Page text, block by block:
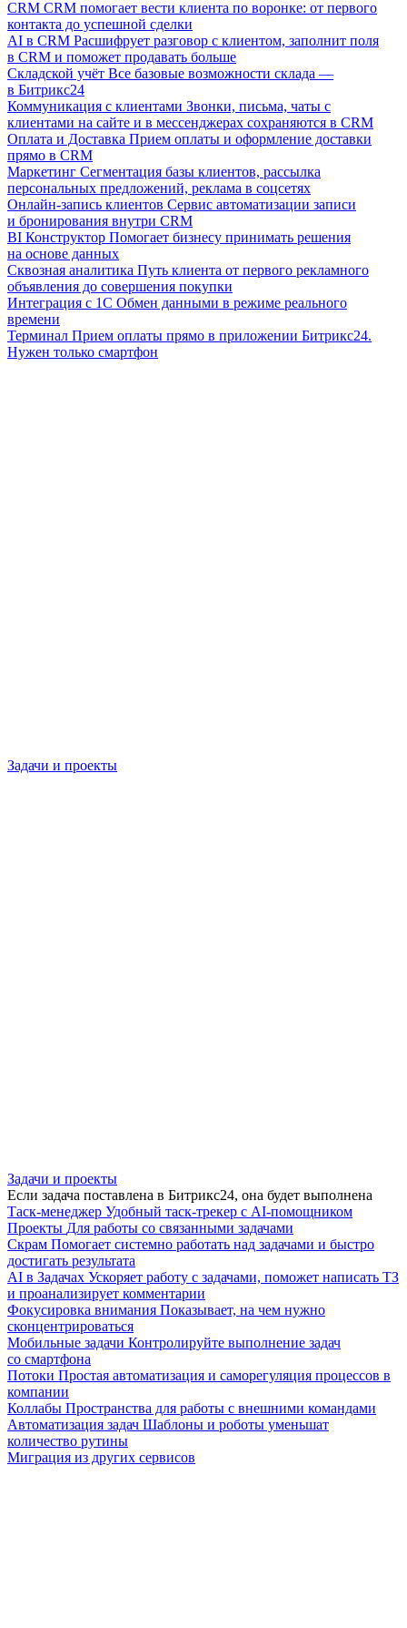
CRM CRM помогает вести клиента по воронке: от первого
контакта до успешной сделки
AI в CRM Расшифрует разговор с клиентом, заполнит поля
в CRM и поможет продавать больше
Складской учёт Все базовые возможности склада —
в Битрикс24
Коммуникация с клиентами Звонки, письма, чаты с
клиентами на сайте и в мессенджерах сохраняются в CRM
Оплата и Доставка Прием оплаты и оформление доставки
прямо в CRM
Маркетинг Сегментация базы клиентов, рассылка
персональных предложений, реклама в соцсетях
Онлайн-запись клиентов Сервис автоматизации записи
и бронирования внутри CRM
BI Конструктор Помогает бизнесу принимать решения
на основе данных
Сквозная аналитика Путь клиента от первого рекламного
объявления до совершения покупки
Интеграция с 1С Обмен данными в режиме реального
времени
Терминал Прием оплаты прямо в приложении Битрикс24.
Нужен только смартфон
Задачи и проекты
Задачи и проекты
Если задача поставлена в Битрикс24, она будет выполнена
Таск-менеджер Удобный таск-трекер с AI-помощником
Проекты Для работы со связанными задачами
Скрам Помогает системно работать над задачами и быстро
достигать результата
AI в Задачах Ускоряет работу с задачами, поможет написать ТЗ
и проанализирует комментарии
Фокусировка внимания Показывает, на чем нужно
сконцентрироваться
Мобильные задачи Контролируйте выполнение задач
со смартфона
Потоки Простая автоматизация и саморегуляция процессов в
компании
Коллабы Пространства для работы с внешними командами
Автоматизация задач Шаблоны и роботы уменьшат
количество рутины
Миграция из других сервисов